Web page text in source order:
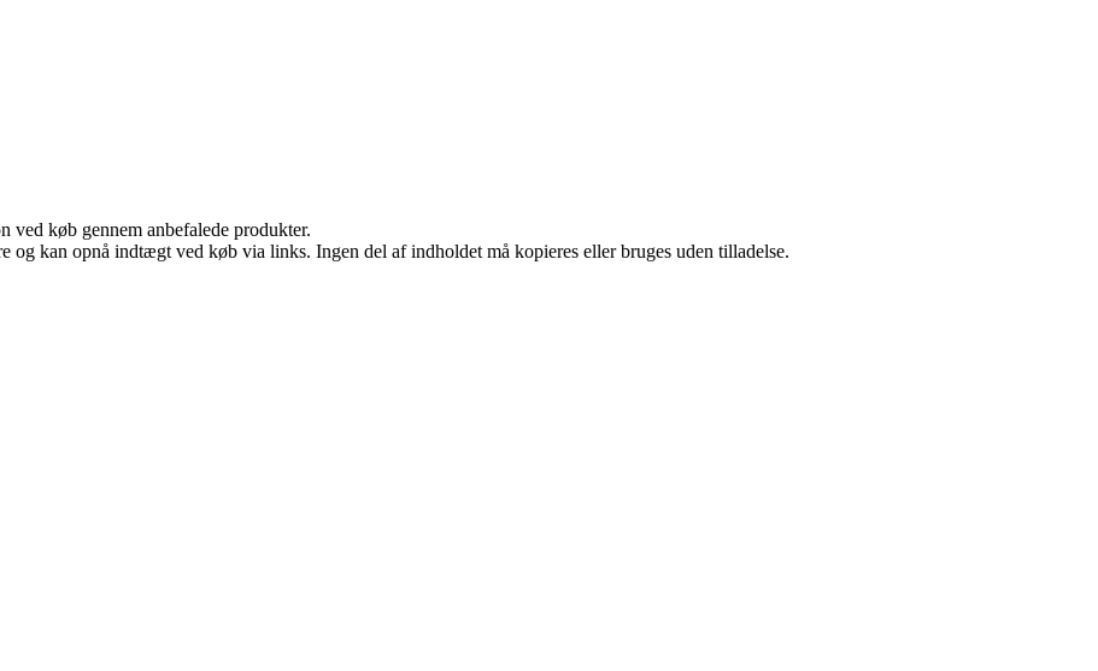
ved køb gennem anbefalede produkter.
og kan opnå indtægt ved køb via links. Ingen del af indholdet må kopieres eller bruges uden tilladelse.